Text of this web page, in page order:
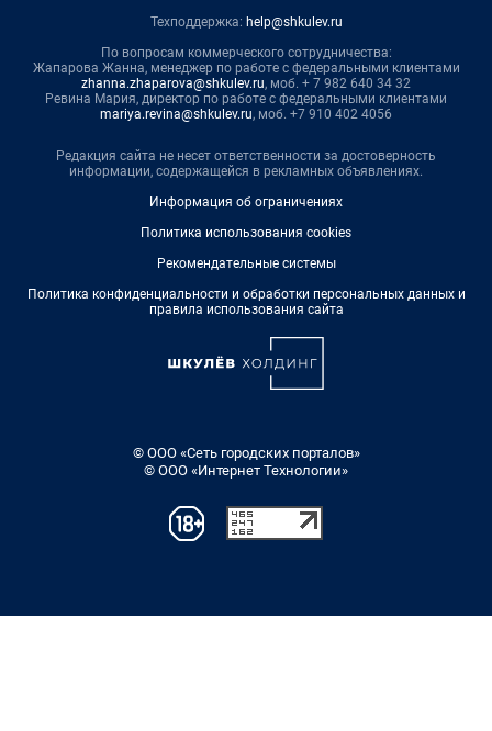
Техподдержка: help@shkulev.ru
По вопросам коммерческого сотрудничества:
Жапарова Жанна, менеджер по работе с федеральными клиентами
zhanna.zhaparova@shkulev.ru, моб. + 7 982 640 34 32
Ревина Мария, директор по работе с федеральными клиентами
mariya.revina@shkulev.ru, моб. +7 910 402 4056
Редакция сайта не несет ответственности за достоверность
информации, содержащейся в рекламных объявлениях.
Информация об ограничениях
Политика использования cookies
Рекомендательные системы
Политика конфиденциальности и обработки персональных данных и
правила использования сайта
© ООО «Сеть городских порталов»
© ООО «Интернет Технологии»